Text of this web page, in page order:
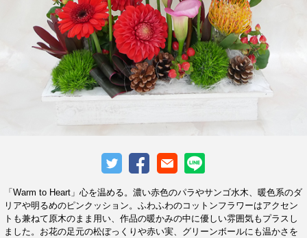
「Warm to Heart」心を温める。濃い赤色のパラやサンゴ水木、暖色系のダ
リアや明るめのピンクッション。ふわふわのコットンフラワーはアクセン
トも兼ねて原木のまま用い、作品の暖かみの中に優しい雰囲気もプラスし
ました。お花の足元の松ぼっくりや赤い実、グリーンボールにも温かさを